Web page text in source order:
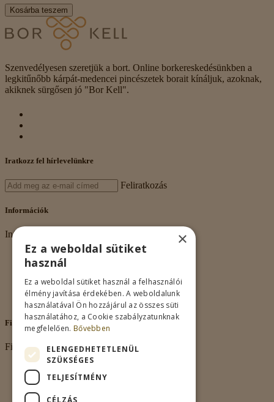
Kosárba teszem
Szenvedélyesen szeretjük a bort. Online borkereskedésünkben a
legkitűnőbb kárpát-medencei pincészetek borait kínáljuk, azoknak,
akiknek sürgősen jó "Bor Kell".
Iratkozz fel hírlevelünkre
Feliratkozás
Információk
Információk
Rólunk
Adatkezelés
Vásárlási feltételek
Nagykereskedelem
Kapcsolat
Fiókom
Fiókom
Fiókom
Rendeléseim
Kívánságlista
×
Ez a weboldal sütiket
használ
Ez a weboldal sütiket használ a felhasználói
élmény javítása érdekében. A weboldalunk
használatával Ön hozzájárul az összes süti
használatához, a Cookie szabályzatunknak
megfelelően. Bővebben
ELENGEDHETETLENÜL
SZÜKSÉGES
TELJESÍTMÉNY
CÉLZÁS